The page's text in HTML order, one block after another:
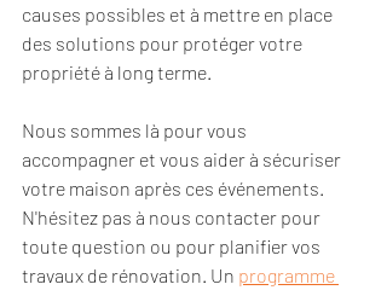
causes possibles et à mettre en place
des solutions pour protéger votre
propriété à long terme.
Nous sommes là pour vous
accompagner et vous aider à sécuriser
votre maison après ces événements.
N'hésitez pas à nous contacter pour
toute question ou pour planifier vos
travaux de rénovation. Un programme